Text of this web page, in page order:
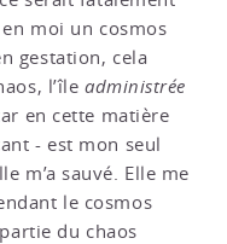
moi un cosmos
gestation, cela
l’île administrée
en cette matière
- est mon seul
m’a sauvé. Elle me
le cosmos
du chaos